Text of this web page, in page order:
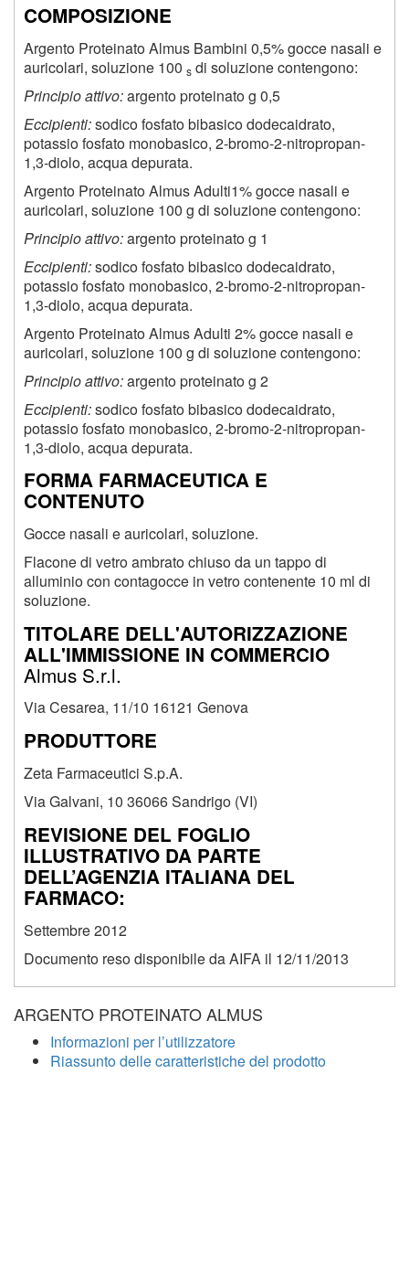
COMPOSIZIONE
Argento Proteinato Almus Bambini 0,5% gocce nasali e
auricolari, soluzione 100 s di soluzione contengono:
Principio attivo:argento proteinato g 0,5
Eccipienti:sodico fosfato bibasico dodecaidrato,
potassio fosfato monobasico, 2-bromo-2-nitropropan-
1,3-diolo, acqua depurata.
Argento Proteinato Almus Adulti1% gocce nasali e
auricolari, soluzione 100 g di soluzione contengono:
Principio attivo:argento proteinato g 1
Eccipienti:sodico fosfato bibasico dodecaidrato,
potassio fosfato monobasico, 2-bromo-2-nitropropan-
1,3-diolo, acqua depurata.
Argento Proteinato Almus Adulti 2% gocce nasali e
auricolari, soluzione 100 g di soluzione contengono:
Principio attivo:argento proteinato g 2
Eccipienti:sodico fosfato bibasico dodecaidrato,
potassio fosfato monobasico, 2-bromo-2-nitropropan-
1,3-diolo, acqua depurata.
FORMA FARMACEUTICA E
CONTENUTO
Gocce nasali e auricolari, soluzione.
Flacone di vetro ambrato chiuso da un tappo di
alluminio con contagocce in vetro contenente 10 ml di
soluzione.
TITOLARE DELL'AUTORIZZAZIONE
ALL'IMMISSIONE IN COMMERCIO
Almus S.r.l.
Via Cesarea, 11/10 16121 Genova
PRODUTTORE
Zeta Farmaceutici S.p.A.
Via Galvani, 10 36066 Sandrigo (VI)
REVISIONE DEL FOGLIO
ILLUSTRATIVO DA PARTE
DELL’AGENZIA ITAlIANA DEL
FARMACO:
Settembre 2012
Documento reso disponibile da AIFA il 12/11/2013
ARGENTO PROTEINATO ALMUS
Informazioni per l’utilizzatore
Riassunto delle caratteristiche del prodotto